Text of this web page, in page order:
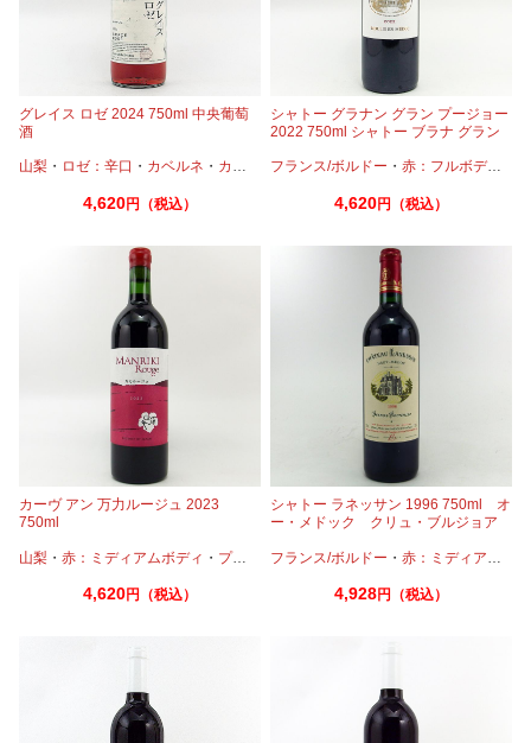
グレイス ロゼ 2024 750ml 中央葡萄
酒
山梨 ・ ロゼ：辛口 ・ カベルネ ・ カベルネフラン ・プティヴェルド ・メルロー
4,620円（税込）
シャトー グラナン グラン プージョー
2022 750ml シャトー ブラナ グラン
フランス/ボルドー ・赤：フルボディ
4,620円（税込）
カーヴ アン 万力ルージュ 2023
750ml
山梨 ・ 赤：ミディアムボディ ・ プティヴェルド ・メルロー ・シラー・タナ
4,620円（税込）
シャトー ラネッサン 1996 750ml オ
ー・メドック クリュ・ブルジョア
フランス/ボルドー ・赤：ミディアムボディ
4,928円（税込）